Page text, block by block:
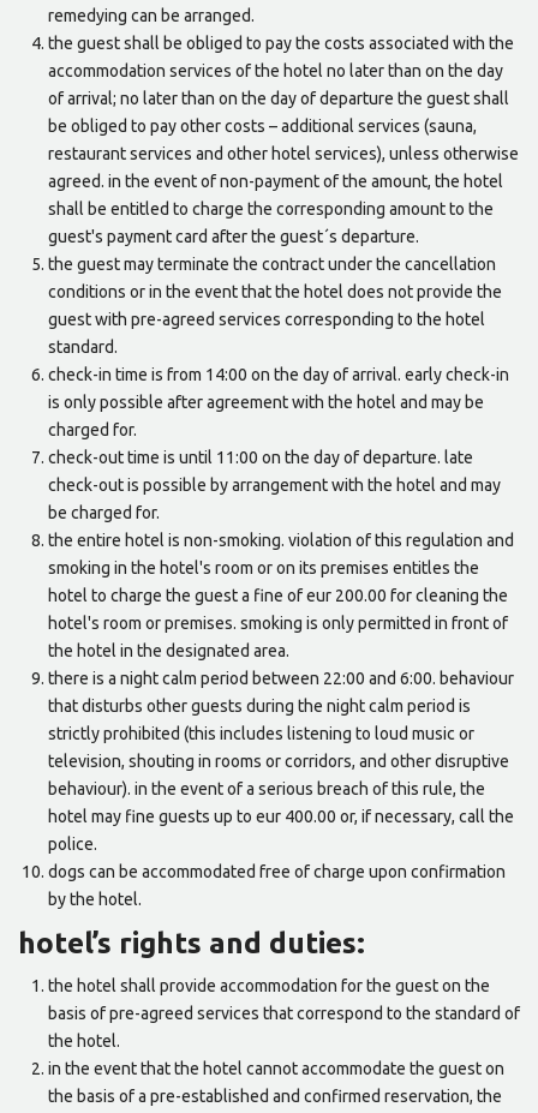
remedying can be arranged.
the guest shall be obliged to pay the costs associated with the
accommodation services of the hotel no later than on the day
of arrival; no later than on the day of departure the guest shall
be obliged to pay other costs – additional services (sauna,
restaurant services and other hotel services), unless otherwise
agreed. in the event of non-payment of the amount, the hotel
shall be entitled to charge the corresponding amount to the
guest's payment card after the guest´s departure.
the guest may terminate the contract under the cancellation
conditions or in the event that the hotel does not provide the
guest with pre-agreed services corresponding to the hotel
standard.
check-in time is from 14:00 on the day of arrival. early check-in
is only possible after agreement with the hotel and may be
charged for.
check-out time is until 11:00 on the day of departure. late
check-out is possible by arrangement with the hotel and may
be charged for.
the entire hotel is non-smoking. violation of this regulation and
smoking in the hotel's room or on its premises entitles the
hotel to charge the guest a fine of eur 200.00 for cleaning the
hotel's room or premises. smoking is only permitted in front of
the hotel in the designated area.
there is a night calm period between 22:00 and 6:00. behaviour
that disturbs other guests during the night calm period is
strictly prohibited (this includes listening to loud music or
television, shouting in rooms or corridors, and other disruptive
behaviour). in the event of a serious breach of this rule, the
hotel may fine guests up to eur 400.00 or, if necessary, call the
police.
dogs can be accommodated free of charge upon confirmation
by the hotel.
hotel’s rights and duties:
the hotel shall provide accommodation for the guest on the
basis of pre-agreed services that correspond to the standard of
the hotel.
in the event that the hotel cannot accommodate the guest on
the basis of a pre-established and confirmed reservation, the